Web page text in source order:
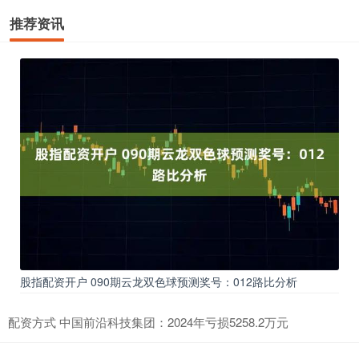
推荐资讯
股指配资开户 090期云龙双色球预测奖号：012路比分析
配资方式 中国前沿科技集团：2024年亏损5258.2万元